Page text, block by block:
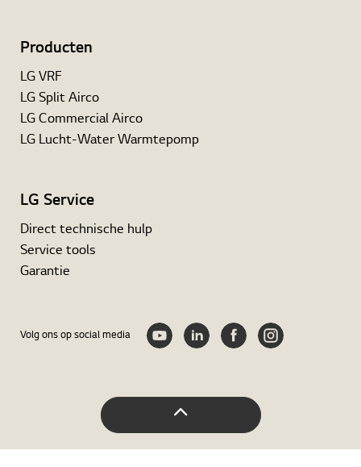
Producten
LG VRF
LG Split Airco
LG Commercial Airco
LG Lucht-Water Warmtepomp
LG Service
Direct technische hulp
Service tools
Garantie
Volg ons op social media